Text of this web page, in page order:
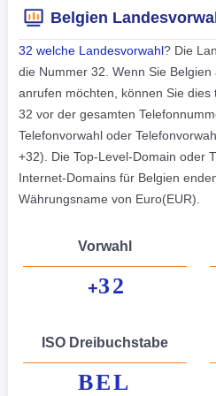
Belgien
32 welche Landesvorwahl? Die
die Nummer 32. Wenn Sie
anrufen möchten, können Sie
32 vor der gesamten
Telefonvorwahl oder
+32). Die Top-Level-Domain oder
Internet-Domains für Belgien
Währungsname von Euro(EUR).
Vorwahl
+32
ISO Dreibuchstabe
BEL